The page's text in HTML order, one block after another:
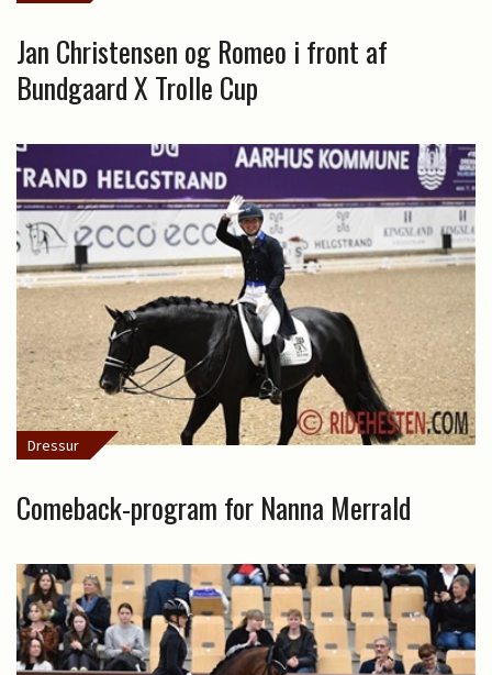
Jan Christensen og Romeo i front af
Bundgaard X Trolle Cup
Dressur
Comeback-program for Nanna Merrald